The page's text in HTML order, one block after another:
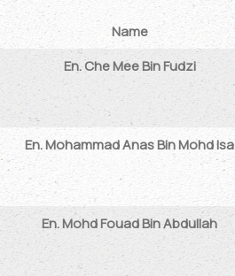
Name
En. Che Mee Bin Fudzi
En. Mohammad Anas Bin Mohd Isa
En. Mohd Fouad Bin Abdullah